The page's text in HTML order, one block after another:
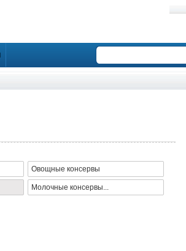
Овощные консервы
Молочные консервы...